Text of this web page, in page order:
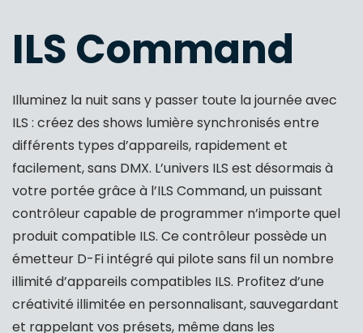
ILS Command
Illuminez la nuit sans y passer toute la journée avec
ILS : créez des shows lumière synchronisés entre
différents types d’appareils, rapidement et
facilement, sans DMX. L’univers ILS est désormais à
votre portée grâce à l’ILS Command, un puissant
contrôleur capable de programmer n’importe quel
produit compatible ILS. Ce contrôleur possède un
émetteur D-Fi intégré qui pilote sans fil un nombre
illimité d’appareils compatibles ILS. Profitez d’une
créativité illimitée en personnalisant, sauvegardant
et rappelant vos présets, même dans les